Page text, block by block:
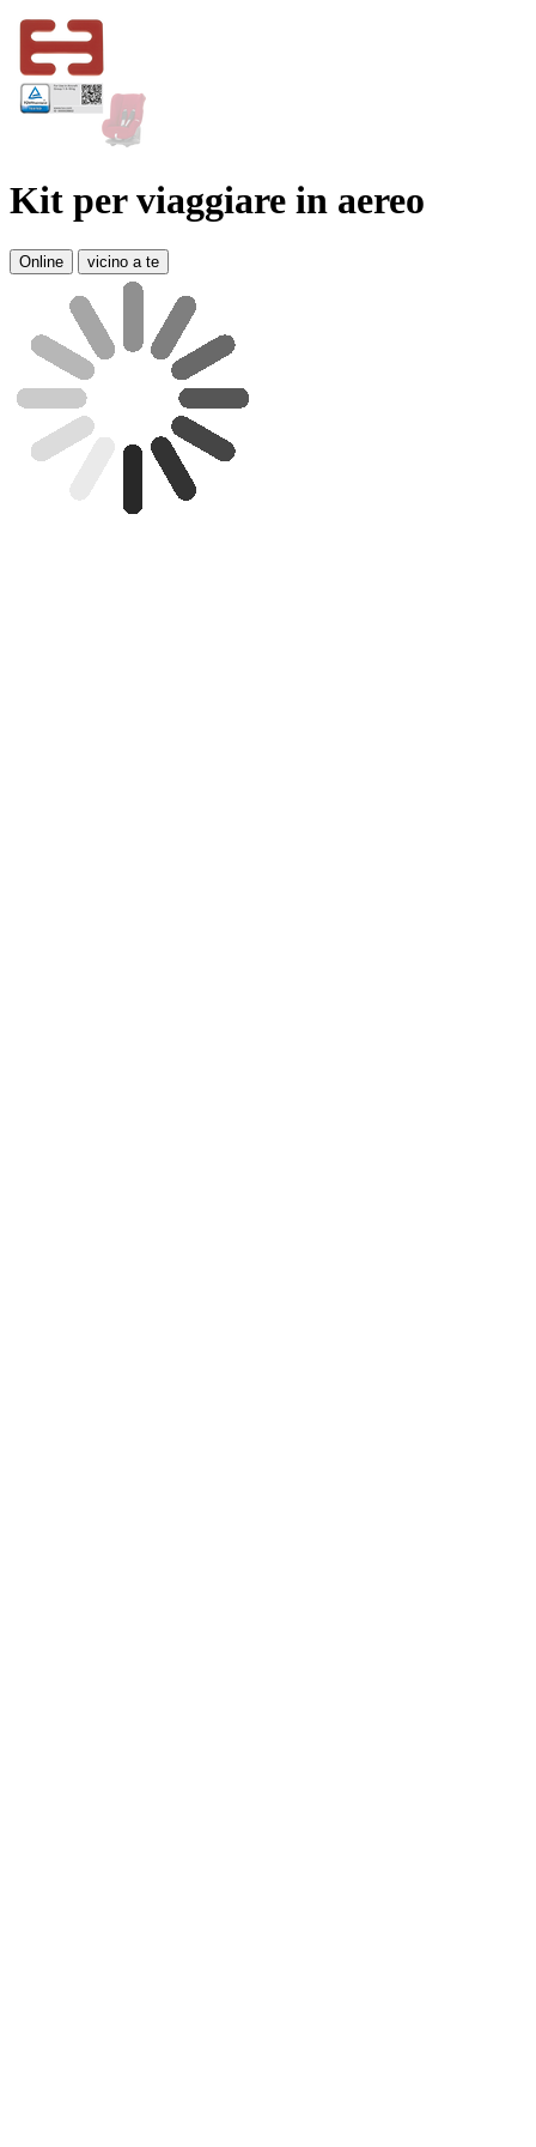
Kit per viaggiare in aereo
Online vicino a te